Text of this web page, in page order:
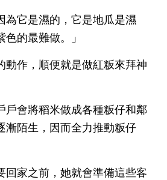
為它是濕的，它是地瓜是濕
的最難做。」
動作，順便就是做紅粄來拜神
戶會將稻米做成各種粄仔和鄰
漸陌生，因而全力推動粄仔
回家之前，她就會準備這些客